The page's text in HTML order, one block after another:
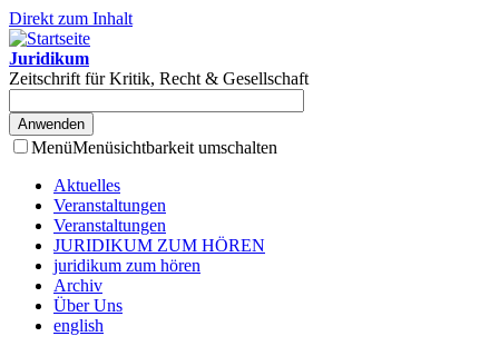
Direkt zum Inhalt
Juridikum
Zeitschrift für Kritik, Recht & Gesellschaft
MenüMenüsichtbarkeit umschalten
Aktuelles
Veranstaltungen
Veranstaltungen
JURIDIKUM ZUM HÖREN
juridikum zum hören
Archiv
Über Uns
english